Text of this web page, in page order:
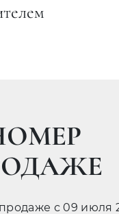
с 09 июля